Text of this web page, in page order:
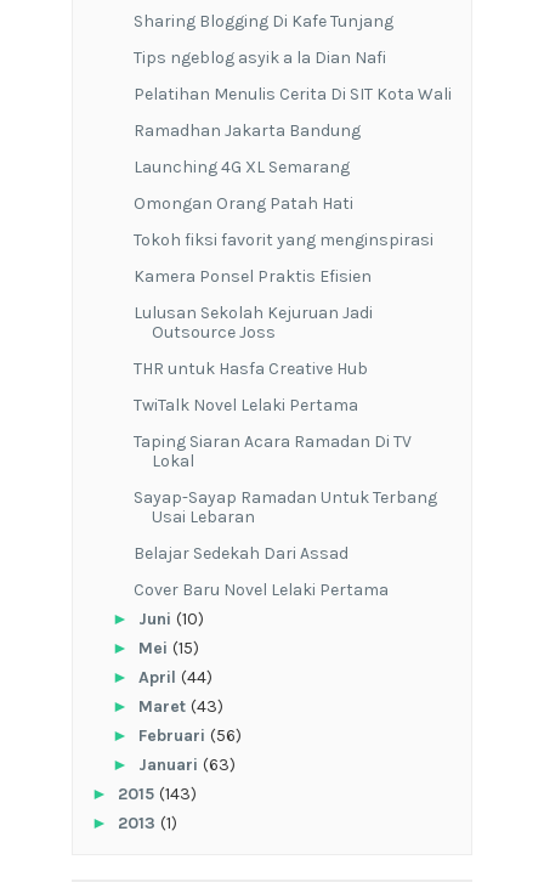
Sharing Blogging Di Kafe Tunjang
Tips ngeblog asyik a la Dian Nafi
Pelatihan Menulis Cerita Di SIT Kota Wali
Ramadhan Jakarta Bandung
Launching 4G XL Semarang
Omongan Orang Patah Hati
Tokoh fiksi favorit yang menginspirasi
Kamera Ponsel Praktis Efisien
Lulusan Sekolah Kejuruan Jadi
Outsource Joss
THR untuk Hasfa Creative Hub
TwiTalk Novel Lelaki Pertama
Taping Siaran Acara Ramadan Di TV
Lokal
Sayap-Sayap Ramadan Untuk Terbang
Usai Lebaran
Belajar Sedekah Dari Assad
Cover Baru Novel Lelaki Pertama
► Juni (10)
► Mei (15)
► April (44)
► Maret (43)
► Februari (56)
► Januari (63)
► 2015 (143)
► 2013 (1)